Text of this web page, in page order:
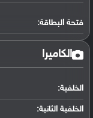
فتحة البطاقة:
الكاميرا
الخلفية:
الخلفية الثانية: